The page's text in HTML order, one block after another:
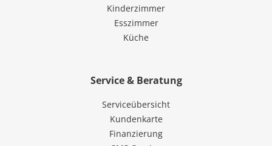
Kinderzimmer
Esszimmer
Küche
Service & Beratung
Serviceübersicht
Kundenkarte
Finanzierung